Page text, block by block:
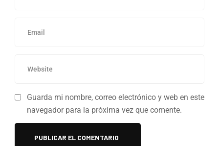
Guarda mi nombre, correo electrónico y web en este
navegador para la próxima vez que comente.